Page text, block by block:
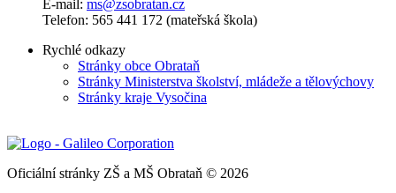
E-mail: ms@zsobratan.cz
Telefon: 565 441 172 (mateřská škola)
Rychlé odkazy
Stránky obce Obrataň
Stránky Ministerstva školství, mládeže a tělovýchovy
Stránky kraje Vysočina
Oficiální stránky ZŠ a MŠ Obrataň © 2026